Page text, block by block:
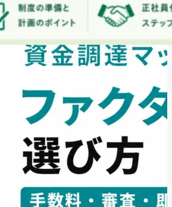
2026年8月5日